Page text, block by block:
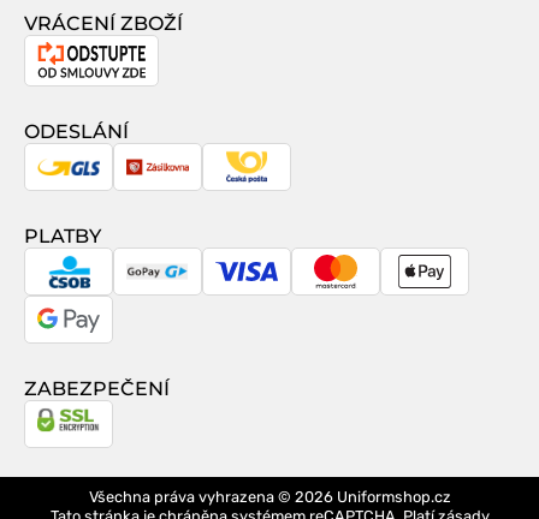
VRÁCENÍ ZBOŽÍ
Odstoupení
smlouvy
ODESLÁNÍ
GLS ZásilkovnaČeská
PLATBY
CSOB GoPay Visa MasterCardApple
Google
ZABEZPEČENÍ
Všechna práva vyhrazena © 2026 Uniformshop.cz